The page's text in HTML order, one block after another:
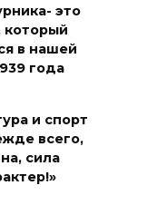
это
который
в нашей
года
и спорт
всего,
сила